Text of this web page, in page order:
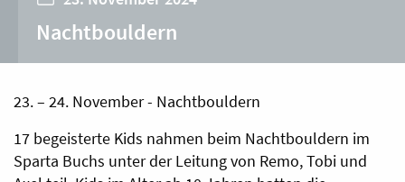
Nachtbouldern
23. – 24. November - Nachtbouldern
17 begeisterte Kids nahmen beim Nachtbouldern im
Sparta Buchs unter der Leitung von Remo, Tobi und